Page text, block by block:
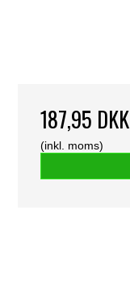
187,95 DKK
(inkl. moms)